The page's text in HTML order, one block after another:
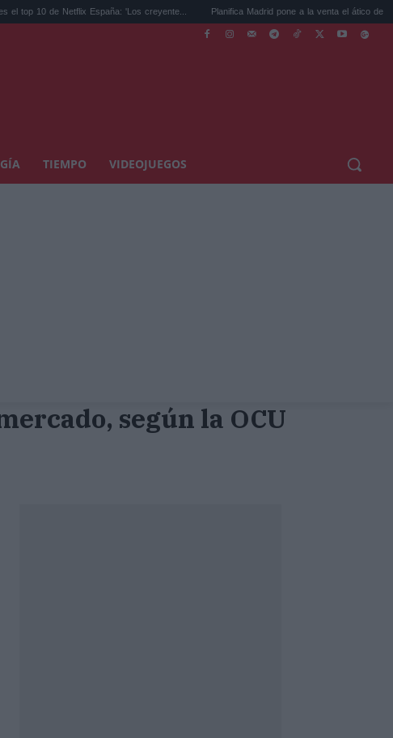
de Netflix España: 'Los creyente... Planifica Madrid pone a la venta el ático de Isabe...
TIEMPO VIDEOJUEGOS
según la OCU